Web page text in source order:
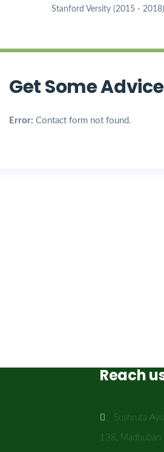
Stanford Versity (2015 - 2018)
Get Some
Error: Contact form not found.
Reach
Sushruta
138, Madhuban